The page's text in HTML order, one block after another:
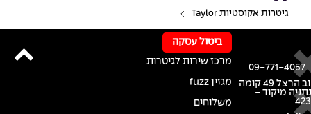
גיטרות אקוסטיות Taylor
רחוב הרצל 49 קומה
מיקוד -
09-771-4057
ביטול עסקה
מרכז שירות לגיטרות
מגזין fuzz
משלוחים